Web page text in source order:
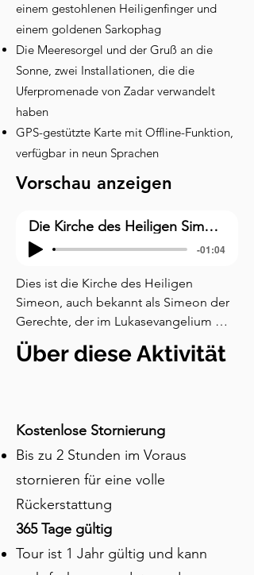
einem gestohlenen Heiligenfinger und
einem goldenen Sarkophag
Die Meeresorgel und der Gruß an die
Sonne, zwei Installationen, die die
Uferpromenade von Zadar verwandelt
haben
GPS-gestützte Karte mit Offline-Funktion,
verfügbar in neun Sprachen
Vorschau anzeigen
Die Kirche des Heiligen Simeon
-01:04
Dies ist die Kirche des Heiligen
Simeon, auch bekannt als Simeon der
Gerechte, der im Lukasevangelium
erscheint. Nach christlicher Tradition
war er ein frommer und alter Mann in
gesehen hatte. Dieser Moment kam,
als Maria und Joseph das Jesuskind
zum Tempel brachten. Simeon
und nahm Jesus in seine Arme, wobei
er ein freudiges Dankgebet sprach, das
heute als Nunc Dimittis bekannt ist,
oder „Nun lässt du, Herr, deinen
Über diese Aktivität
Kostenlose Stornierung
Bis zu 2 Stunden im Voraus
stornieren für eine volle
Rückerstattung
365 Tage gültig
Tour ist 1 Jahr gültig und kann